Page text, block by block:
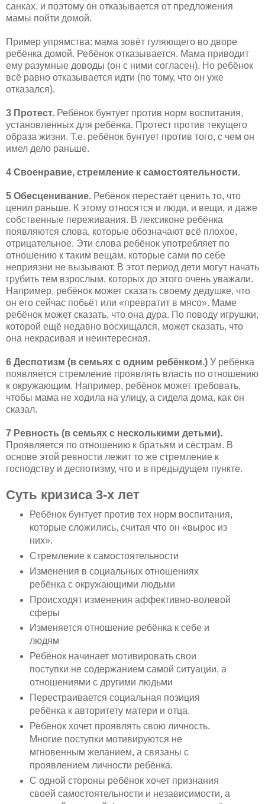
санках, и поэтому он отказывается от предложения
мамы пойти домой.
Пример упрямства: мама зовёт гуляющего во дворе
ребёнка домой. Ребёнок отказывается. Мама приводит
ему разумные доводы (он с ними согласен). Но ребёнок
всё равно отказывается идти (по тому, что он уже
отказался).
3 Протест. Ребёнок бунтует против норм воспитания,
установленных для ребёнка. Протест против текущего
образа жизни. Т.е. ребёнок бунтует против того, с чем он
имел дело раньше.
4 Своенравие, стремление к самостоятельности.
5 Обесценивание. Ребёнок перестаёт ценить то, что
ценил раньше. К этому относятся и люди, и вещи, и даже
собственные переживания. В лексиконе ребёнка
появляются слова, которые обозначают всё плохое,
отрицательное. Эти слова ребёнок употребляет по
отношению к таким вещам, которые сами по себе
неприязни не вызывают. В этот период дети могут начать
грубить тем взрослым, которых до этого очень уважали.
Например, ребёнок может сказать своему дедушке, что
он его сейчас побьёт или «превратит в мясо». Маме
ребёнок может сказать, что она дура. По поводу игрушки,
которой ещё недавно восхищался, может сказать, что
она некрасивая и неинтересная.
6 Деспотизм (в семьях с одним ребёнком.) У ребёнка
появляется стремление проявлять власть по отношению
к окружающим. Например, ребёнок может требовать,
чтобы мама не ходила на улицу, а сидела дома, как он
сказал.
7 Ревность (в семьях с несколькими детьми).
Проявляется по отношению к братьям и сёстрам. В
основе этой ревности лежит то же стремление к
господству и деспотизму, что и в предыдущем пункте.
Суть кризиса 3-х лет
Ребёнок бунтует против тех норм воспитания,
которые сложились, считая что он «вырос из
них».
Стремление к самостоятельности
Изменения в социальных отношениях
ребёнка с окружающими людьми
Происходят изменения аффективно-волевой
сферы
Изменяется отношение ребёнка к себе и
людям
Ребёнок начинает мотивировать свои
поступки не содержанием самой ситуации, а
отношениями с другими людьми
Перестраивается социальная позиция
ребёнка к авторитету матери и отца.
Ребёнок хочет проявлять свою личность.
Многие поступки мотивируются не
мгновенным желанием, а связаны с
проявлением личности ребёнка.
С одной стороны ребёнок хочет признания
своей самостоятельности и независимости, а